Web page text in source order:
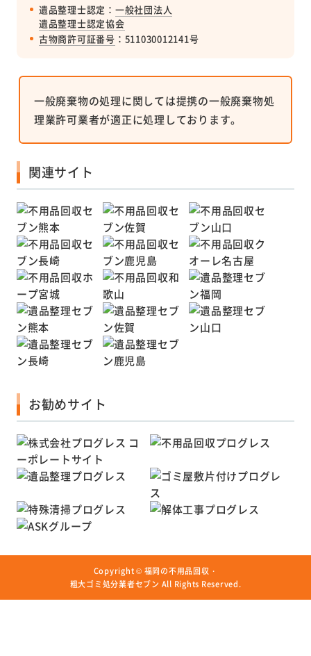
遺品整理士認定： 一般社団法人
遺品整理士認定協会
古物商許可証番号 ：511030012141号
一般廃棄物の処理に関しては提携の一般廃棄物処
理業許可業者が適正に処理しております。
関連サイト
お勧めサイト
Copyright © 福岡の不用品回収・
粗大ゴミ処分業者セブン All Rights Reserved.